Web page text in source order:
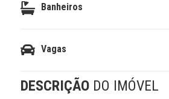
Banheiros
Vagas
DESCRIÇÃO DO IMÓVEL